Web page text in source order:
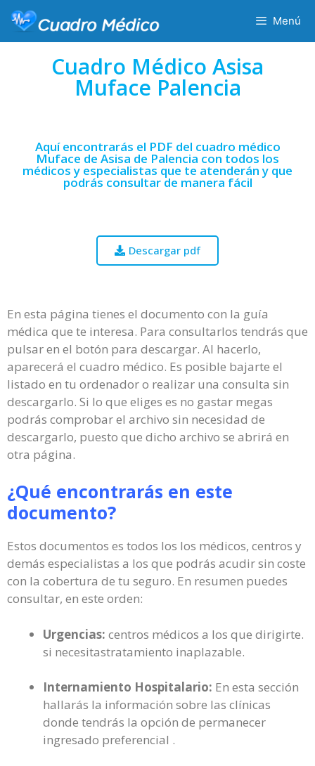
Menú
Cuadro Médico Asisa
Muface Palencia
Aquí encontrarás el PDF del cuadro médico
Muface de Asisa de Palencia con todos los
médicos y especialistas que te atenderán y que
podrás consultar de manera fácil
Descargar pdf
En esta página tienes el documento con la guía
médica que te interesa. Para consultarlos tendrás que
pulsar en el botón para descargar. Al hacerlo,
aparecerá el cuadro médico. Es posible bajarte el
listado en tu ordenador o realizar una consulta sin
descargarlo. Si lo que eliges es no gastar megas
podrás comprobar el archivo sin necesidad de
descargarlo, puesto que dicho archivo se abrirá en
otra página.
¿Qué encontrarás en este
documento?
Estos documentos es todos los los médicos, centros y
demás especialistas a los que podrás acudir sin coste
con la cobertura de tu seguro. En resumen puedes
consultar, en este orden:
Urgencias: centros médicos a los que dirigirte.
si necesitastratamiento inaplazable.
Internamiento Hospitalario: En esta sección
hallarás la información sobre las clínicas
donde tendrás la opción de permanecer
ingresado preferencial .